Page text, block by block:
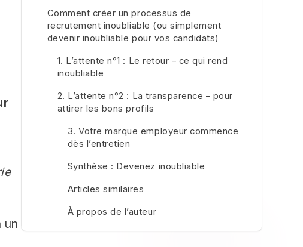
un
Comment créer un processus de
recrutement inoubliable (ou simplement
devenir inoubliable pour vos candidats)
1. L’attente n°1 : Le retour – ce qui rend
inoubliable
2. L’attente n°2 : La transparence – pour
attirer les bons profils
3. Votre marque employeur commence
dès l’entretien
Synthèse : Devenez inoubliable
Articles similaires
À propos de l’auteur